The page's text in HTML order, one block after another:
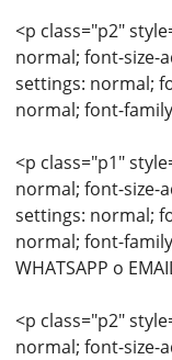
<p class="p2"
normal; font-size-
settings: normal;
normal; font-
<p class="p1"
normal; font-size-
settings: normal;
normal; font-
WHATSAPP o
<p class="p2"
normal; font-size-